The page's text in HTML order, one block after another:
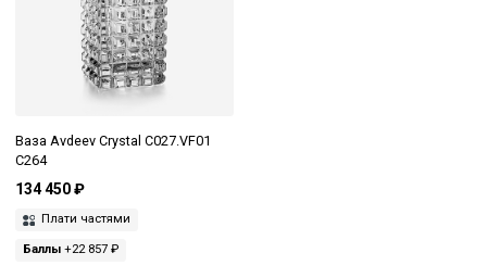
Ваза Avdeev Crystal С027.VF01
C264
134 450 ₽
Плати частями
Баллы +22 857 ₽